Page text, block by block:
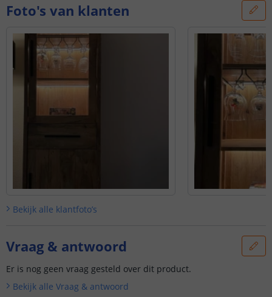
Foto's van klanten
Bekijk alle klantfoto’s
Vraag & antwoord
Er is nog geen vraag gesteld over dit product.
Bekijk alle Vraag & antwoord